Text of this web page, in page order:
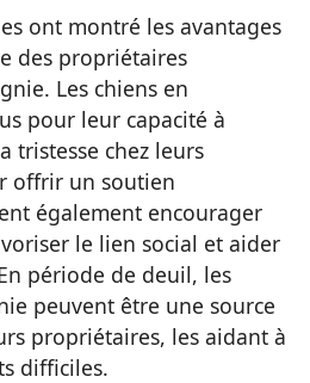
ont montré les avantages
des propriétaires
Les chiens en
pour leur capacité à
tristesse chez leurs
offrir un soutien
également encourager
le lien social et aider
période de deuil, les
peuvent être une source
propriétaires, les aidant à
difficiles.